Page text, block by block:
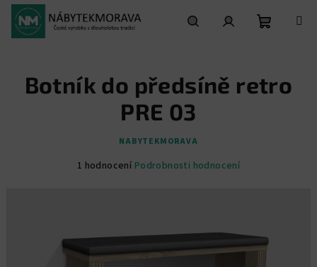
Přejít
obsah
košík
Botník do předsíně retro
PRE 03
NABYTEKMORAVA
Průměrné
z
5
1 hodnocení Podrobnosti hodnocení